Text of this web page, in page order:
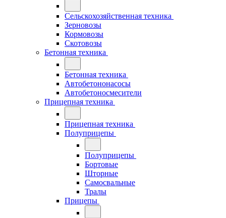
Сельскохозяйственная техника
Зерновозы
Кормовозы
Скотовозы
Бетонная техника
Бетонная техника
Автобетононасосы
Автобетоносмесители
Прицепная техника
Прицепная техника
Полуприцепы
Полуприцепы
Бортовые
Шторные
Самосвальные
Тралы
Прицепы